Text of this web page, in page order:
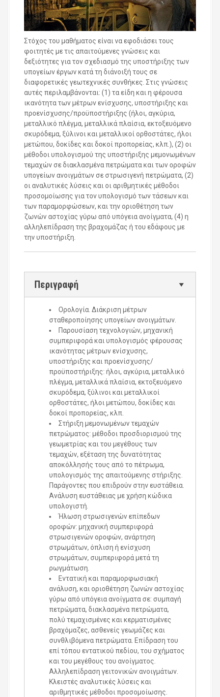
Στόχος του μαθήματος είναι να εφοδιάσει τους
φοιτητές με τις απαιτούμενες γνώσεις και
δεξιότητες για τον σχεδιασμό της υποστήριξης των
υπογείων έργων κατά τη διάνοιξή τους σε
διαφορετικές γεωτεχνικές συνθήκες. Στις γνώσεις
αυτές περιλαμβάνονται: (1) τα είδη και η φέρουσα
ικανότητα των μέτρων ενίσχυσης, υποστήριξης και
προενίσχυσης/προϋποστήριξης (ήλοι, αγκύρια,
μεταλλικό πλέγμα, μεταλλικά πλαίσια, εκτοξευόμενο
σκυρόδεμα, ξύλινοι και μεταλλικοί ορθοστάτες, ήλοι
μετώπου, δοκίδες και δοκοί προπορείας, κλπ.), (2) οι
μέθοδοι υπολογισμού της υποστήριξης μεμονωμένων
τεμαχών σε διακλασμένα πετρώματα και των οροφών
υπογείων ανοιγμάτων σε στρωσιγενή πετρώματα, (2)
οι αναλυτικές λύσεις και οι αριθμητικές μέθοδοι
προσομοίωσης για τον υπολογισμό των τάσεων και
των παραμορφώσεων, και την οριοθέτηση των
ζωνών αστοχίας γύρω από υπόγεια ανοίγματα, (4) η
αλληλεπίδραση της βραχομάζας ή του εδάφους με
την υποστήριξη.
Περιγραφή
Ορολογία. Διάκριση μέτρων
σταθεροποίησης υπογείων ανοιγμάτων.
Παρουσίαση τεχνολογιών, μηχανική
συμπεριφορά και υπολογισμός φέρουσας
ικανότητας μέτρων ενίσχυσης,
υποστήριξης και προενίσχυσης/
προϋποστήριξης: ήλοι, αγκύρια, μεταλλικό
πλέγμα, μεταλλικά πλαίσια, εκτοξευόμενο
σκυρόδεμα, ξύλινοι και μεταλλικοί
ορθοστάτες, ήλοι μετώπου, δοκίδες και
δοκοί προπορείας, κλπ.
Στήριξη μεμονωμένων τεμαχών
πετρώματος: μέθοδοι προσδιορισμού της
γεωμετρίας και του μεγέθους των
τεμαχών, εξέταση της δυνατότητας
αποκόλλησής τους από το πέτρωμα,
υπολογισμός της απαιτούμενης στήριξης.
Παράγοντες που επιδρούν στην ευστάθεια.
Ανάλυση ευστάθειας με χρήση κώδικα
υπολογιστή.
Ήλωση στρωσιγενών επίπεδων
οροφών: μηχανική συμπεριφορά
στρωσιγενών οροφών, ανάρτηση
στρωμάτων, όπλιση ή ενίσχυση
στρωμάτων, συμπεριφορά μετά τη
ρωγμάτωση.
Εντατική και παραμορφωσιακή
ανάλυση, και οριοθέτηση ζωνών αστοχίας
γύρω από υπόγεια ανοίγματα σε: συμπαγή
πετρώματα, διακλασμένα πετρώματα,
πολύ τεμαχισμένες και κερματισμένες
βραχόμαζες, ασθενείς γεωμάζες και
συνθλιβόμενα πετρώματα. Επίδραση του
επί τόπου εντατικού πεδίου, του σχήματος
και του μεγέθους του ανοίγματος.
Αλληλεπίδραση γειτονικών ανοιγμάτων.
Κλειστές αναλυτικές λύσεις και
αριθμητικές μέθοδοι προσομοίωσης.